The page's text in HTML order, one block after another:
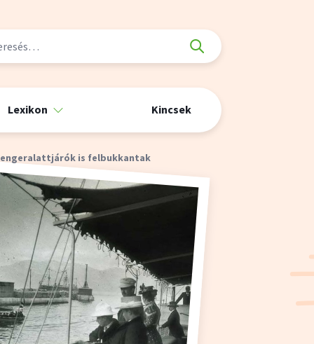
Lexikon Kincsek
is felbukkantak